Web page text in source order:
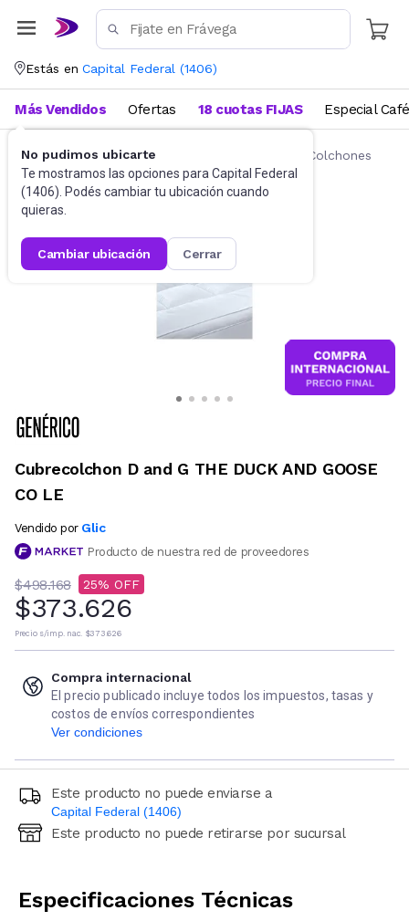
Estás en Capital Federal (1406)
No pudimos ubicarte
Te mostramos las opciones para Capital Federal
(1406). Podés cambiar tu ubicación cuando
quieras.
cambiar ubicación cerrar
Más Vendidos Ofertas 18 cuotas FIJAS Especial Café
Ropa de cama Fundas y Protectores para Colchones
Cubrecolchon D and G THE DUCK AND GOOSE
CO LE
Vendido por Glic
Producto de nuestra red de proveedores
$498.168 25
$373.626
Precio s/imp. nac. $373.626
Compra internacional
El precio publicado incluye todos los impuestos, tasas y
costos de envíos correspondientes
Ver condiciones
Este producto no puede enviarse a
Capital Federal (1406)
Ingresá código postal (sólo números)
Este producto no puede retirarse por sucursal
Especificaciones Técnicas